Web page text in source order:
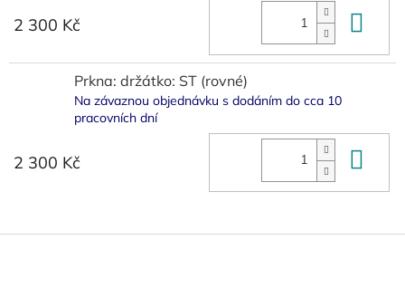
2 300 Kč
Prkna: držátko: ST (rovné)
Na závaznou objednávku s dodáním do cca 10
pracovních dní
2 300 Kč
Z